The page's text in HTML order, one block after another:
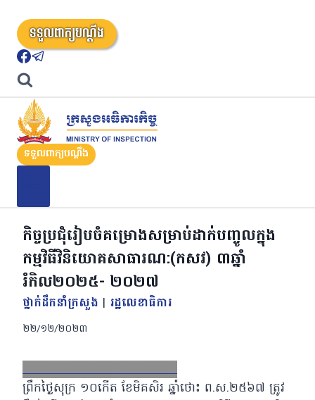
ទទួលពាក្យបណ្តឹង
ទទួលពាក្យបណ្តឹង
កិច្ចប្រជុំរៀបចំគម្រោងសម្រាប់ដាក់បញ្ចូលក្នុង
កម្មវិធីវិនិយោគសាធារណ:(កសវ) ៣ឆ្នាំ
រំកិល២០២៥- ២០២៧
ថ្នាក់ដឹកនាំក្រសួង | រដ្ឋលេខាធិការ
២២/១២/២០២៣
FacebookXEmailLinkedIn
ព្រឹកថ្ងៃសុក្រ ១០កើត ខែមិគសិរ ឆ្នាំថោះ ព.ស.២៥៦៧ ត្រូវ